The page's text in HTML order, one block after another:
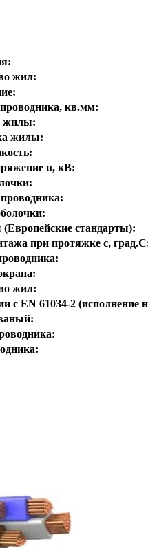
жил:
кв.мм:
жилы:
жилы:
u, кВ:
стандарты):
при протяжке с,
жил:
с EN 61034-2 (исполнение